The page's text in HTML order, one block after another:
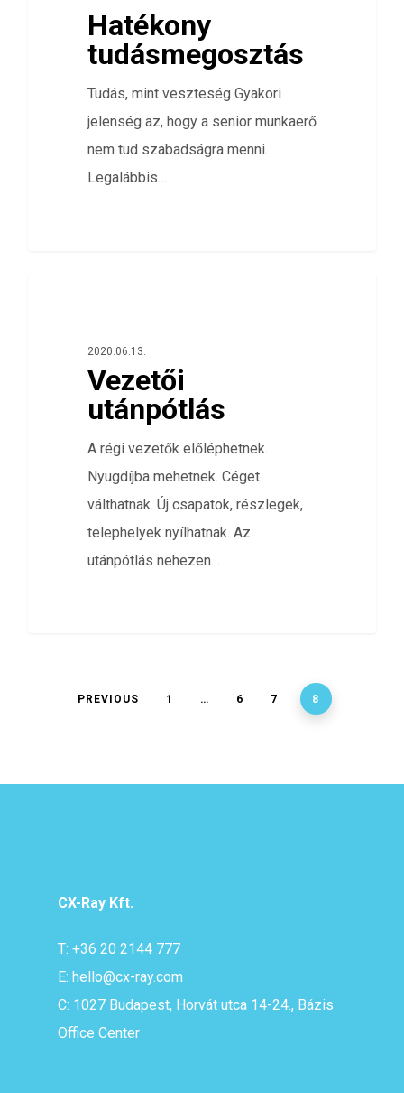
Hatékony
tudásmegosztás
Tudás, mint veszteség Gyakori
jelenség az, hogy a senior munkaerő
nem tud szabadságra menni.
Legalábbis…
2020.06.13.
Vezetői
utánpótlás
A régi vezetők előléphetnek.
Nyugdíjba mehetnek. Céget
válthatnak. Új csapatok, részlegek,
telephelyek nyílhatnak. Az
utánpótlás nehezen…
PREVIOUS 1 … 6 7 8
CX-Ray Kft.
T: +36 20 2144 777
E: hello@cx-ray.com
C: 1027 Budapest, Horvát utca 14-24., Bázis
Office Center